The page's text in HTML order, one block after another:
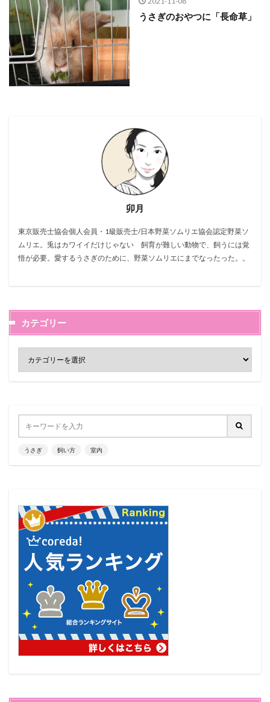
うさぎのおやつに「長命草」
卯月
東京販売士協会個人会員・1級販売士/日本野菜ソムリエ協会認定野菜ソ
ムリエ。兎はカワイイだけじゃない 飼育が難しい動物で、飼うには覚
悟が必要。愛するうさぎのために、野菜ソムリエにまでなったった。。
カテゴリー
うさぎ 飼い方 室内